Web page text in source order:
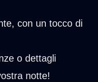
con un tocco di
o dettagli
notte!